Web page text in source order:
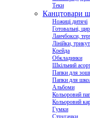
Теки
Канцтовари
Ножиці дитячі
Готовальні,
Ланчбокси,
Лінійки,
Крейда
Обкладинки
Шкільний
Папки для
Папки для
Альбоми
Кольоровий
Кольоровий
Гумки
Стругачки